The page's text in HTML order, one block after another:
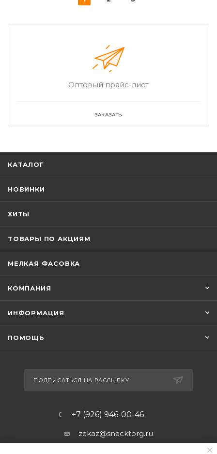
Оптовый прайс-лист
ЗАКАЗАТЬ
КАТАЛОГ
НОВИНКИ
ХИТЫ
ТОВАРЫ ПО АКЦИЯМ
МЕЛКАЯ ФАСОВКА
КОМПАНИЯ
ИНФОРМАЦИЯ
ПОМОЩЬ
ПОДПИСАТЬСЯ НА РАССЫЛКУ
+7 (926) 946-00-46
zakaz@snacktorg.ru